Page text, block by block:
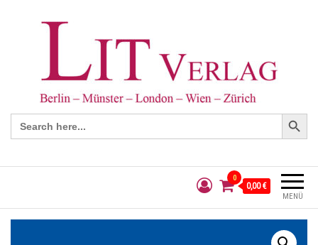
Search
for:
Search Button
MENÜ
0
0,00 €